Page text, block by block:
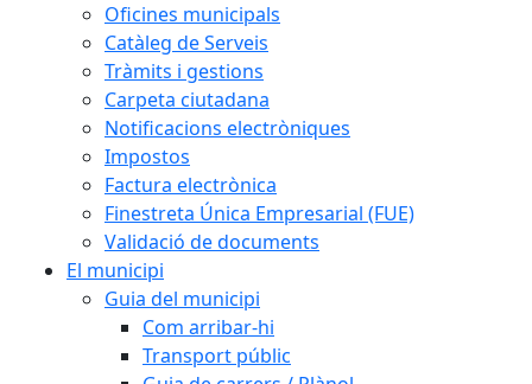
Oficines municipals
Catàleg de Serveis
Tràmits i gestions
Carpeta ciutadana
Notificacions electròniques
Impostos
Factura electrònica
Finestreta Única Empresarial (FUE)
Validació de documents
El municipi
Guia del municipi
Com arribar-hi
Transport públic